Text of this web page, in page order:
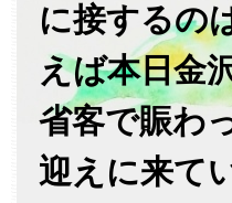
に接するの
えば本日金
省客で賑わ
迎えに来て